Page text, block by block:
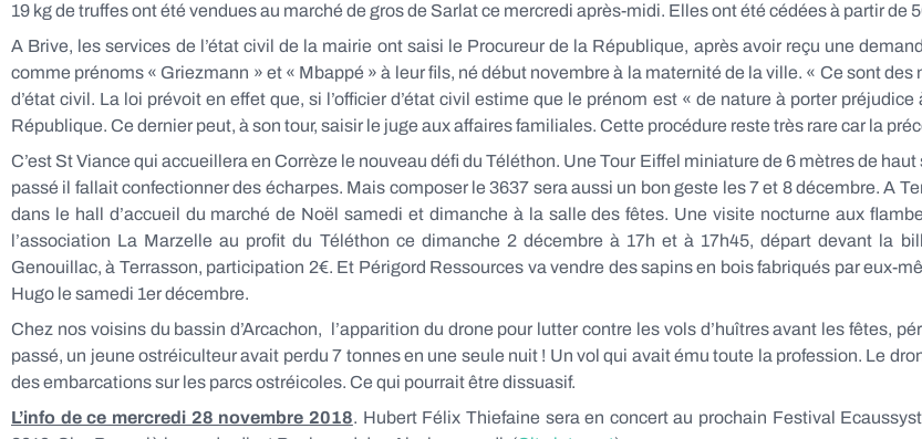
19 kg de truffes ont été vendues au marché de gros de Sarlat ce mercredi après-midi. Elles ont été cédées à partir de
A Brive, les services de l’état civil de la mairie ont saisi le Procureur de la République, après avoir reçu une
comme prénoms « Griezmann » et « Mbappé » à leur fils, né début novembre à la maternité de la ville. « Ce sont des
d’état civil. La loi prévoit en effet que, si l’officier d’état civil estime que le prénom est « de nature à porter
République. Ce dernier peut, à son tour, saisir le juge aux affaires familiales. Cette procédure reste très rare car la
C’est St Viance qui accueillera en Corrèze le nouveau défi du Téléthon. Une Tour Eiffel miniature de 6 mètres de
passé il fallait confectionner des écharpes. Mais composer le 3637 sera aussi un bon geste les 7 et 8 décembre. A
dans le hall d’accueil du marché de Noël samedi et dimanche à la salle des fêtes. Une visite nocturne aux
l’association La Marzelle au profit du Téléthon ce dimanche 2 décembre à 17h et à 17h45, départ devant la
Genouillac, à Terrasson, participation 2€. Et Périgord Ressources va vendre des sapins en bois fabriqués par eux-
Hugo le samedi 1er décembre.
Chez nos voisins du bassin d’Arcachon, l’apparition du drone pour lutter contre les vols d’huîtres avant les fêtes,
passé, un jeune ostréiculteur avait perdu 7 tonnes en une seule nuit ! Un vol qui avait ému toute la profession. Le
des embarcations sur les parcs ostréicoles. Ce qui pourrait être dissuasif.
L’info de ce mercredi 28 novembre 2018. Hubert Félix Thiefaine sera en concert au prochain Festival